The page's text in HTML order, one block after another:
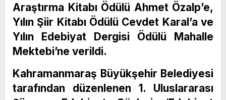
Araştırma Kitabı Ödülü Ahmet Özalp’e,
Yılın Şiir Kitabı Ödülü Cevdet Karal’a ve
Yılın Edebiyat Dergisi Ödülü Mahalle
Mektebi’ne verildi.
Kahramanmaraş Büyükşehir Belediyesi
tarafından düzenlenen 1. Uluslararası